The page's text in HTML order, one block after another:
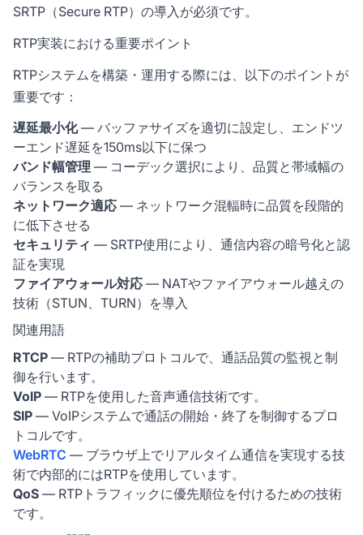
SRTP（Secure RTP）の導入が必須です。
RTP実装における重要ポイント
RTPシステムを構築・運用する際には、以下のポイントが
重要です：
遅延最小化— バッファサイズを適切に設定し、エンドツ
ーエンド遅延を150ms以下に保つ
バンド幅管理 — コーデック選択により、品質と帯域幅の
バランスを取る
ネットワーク適応 — ネットワーク混輻時に品質を段階的
に低下させる
セキュリティ — SRTP使用により、通信内容の暗号化と認
証を実現
ファイアウォール対応 — NATやファイアウォール越えの
技術（STUN、TURN）を導入
関連用語
RTCP — RTPの補助プロトコルで、通話品質の監視と制
御を行います。
VoIP — RTPを使用した音声通信技術です。
SIP — VoIPシステムで通話の開始・終了を制御するプロ
トコルです。
WebRTC — ブラウザ上でリアルタイム通信を実現する技
術で内部的にはRTPを使用しています。
QoS — RTPトラフィックに優先順位を付けるための技術
です。